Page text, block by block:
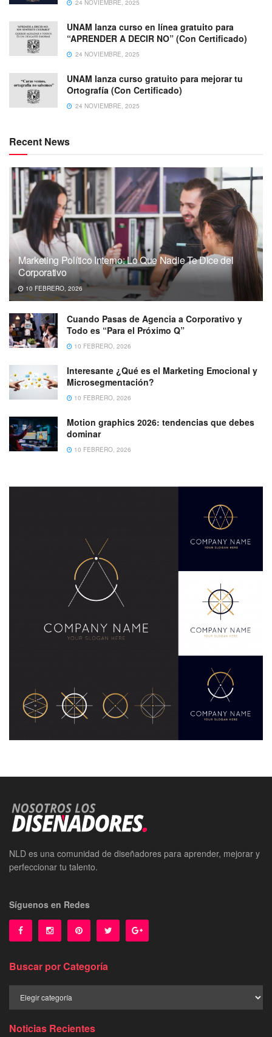
24 NOVIEMBRE, 2025
UNAM lanza curso en línea gratuito para
“APRENDER A DECIR NO” (Con Certificado)
24 NOVIEMBRE, 2025
UNAM lanza curso gratuito para mejorar tu
Ortografía (Con Certificado)
24 NOVIEMBRE, 2025
Recent News
Marketing Político Interno: Lo Que Nadie Te Dice del
Corporativo
10 FEBRERO, 2026
Cuando Pasas de Agencia a Corporativo y
Todo es “Para el Próximo Q”
10 FEBRERO, 2026
Interesante ¿Qué es el Marketing Emocional y
Microsegmentación?
10 FEBRERO, 2026
Motion graphics 2026: tendencias que debes
dominar
10 FEBRERO, 2026
NLD es una comunidad de diseñadores para aprender, mejorar y
perfeccionar tu talento.
Síguenos en Redes
Buscar por Categoría
por
Noticias Recientes